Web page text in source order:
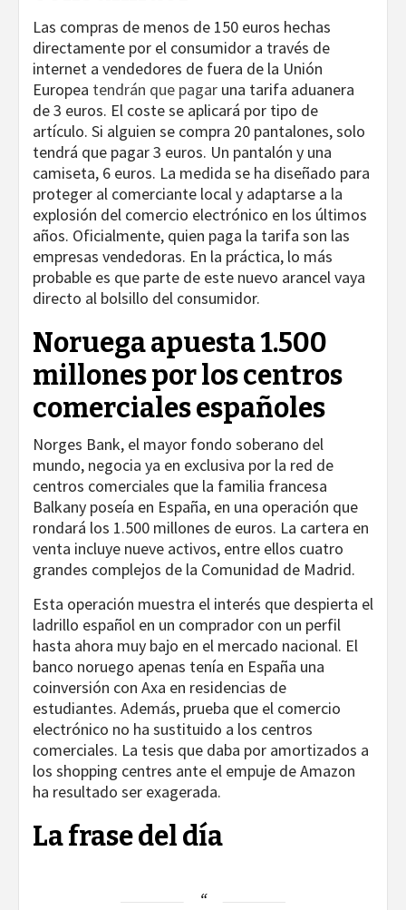
Las compras de menos de 150 euros hechas
directamente por el consumidor a través de
internet a vendedores de fuera de la Unión
Europea tendrán que pagar una tarifa aduanera
de 3 euros. El coste se aplicará por tipo de
artículo. Si alguien se compra 20 pantalones, solo
tendrá que pagar 3 euros. Un pantalón y una
camiseta, 6 euros. La medida se ha diseñado para
proteger al comerciante local y adaptarse a la
explosión del comercio electrónico en los últimos
años. Oficialmente, quien paga la tarifa son las
empresas vendedoras. En la práctica, lo más
probable es que parte de este nuevo arancel vaya
directo al bolsillo del consumidor.
Noruega apuesta 1.500
millones por los centros
comerciales españoles
Norges Bank, el mayor fondo soberano del
mundo, negocia ya en exclusiva por la red de
centros comerciales que la familia francesa
Balkany poseía en España, en una operación que
rondará los 1.500 millones de euros. La cartera en
venta incluye nueve activos, entre ellos cuatro
grandes complejos de la Comunidad de Madrid.
Esta operación muestra el interés que despierta el
ladrillo español en un comprador con un perfil
hasta ahora muy bajo en el mercado nacional. El
banco noruego apenas tenía en España una
coinversión con Axa en residencias de
estudiantes. Además, prueba que el comercio
electrónico no ha sustituido a los centros
comerciales. La tesis que daba por amortizados a
los shopping centres ante el empuje de Amazon
ha resultado ser exagerada.
La frase del día